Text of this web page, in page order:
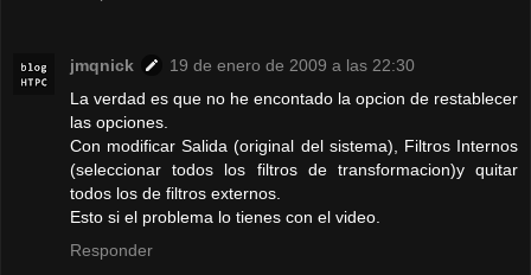
jmqnick
19 de enero de 2009 a las 22:30
La verdad es que no he encontado la opcion de restablecer
las opciones.
Con modificar Salida (original del sistema), Filtros Internos
(seleccionar todos los filtros de transformacion)y quitar
todos los de filtros externos.
Esto si el problema lo tienes con el video.
Responder